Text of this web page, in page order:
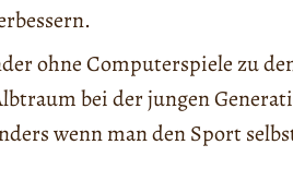
ohne Computerspiele zu
bei der jungen
wenn man den Sport